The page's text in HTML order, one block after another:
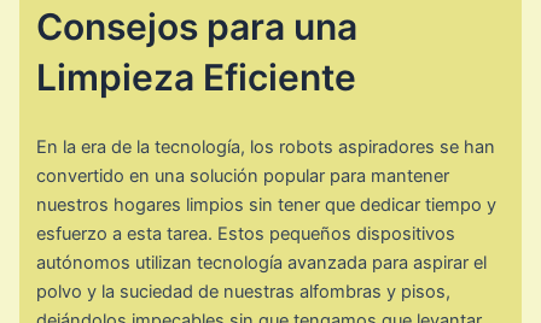
Consejos para una
Limpieza Eficiente
En la era de la tecnología, los robots aspiradores se han
convertido en una solución popular para mantener
nuestros hogares limpios sin tener que dedicar tiempo y
esfuerzo a esta tarea. Estos pequeños dispositivos
autónomos utilizan tecnología avanzada para aspirar el
polvo y la suciedad de nuestras alfombras y pisos,